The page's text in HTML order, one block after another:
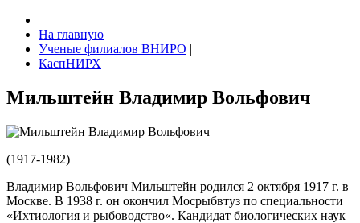
На главную |
Ученые филиалов ВНИРО |
КаспНИРХ
Мильштейн Владимир Вольфович
(1917-1982)
Владимир Вольфович Мильштейн родился 2 октября 1917 г. в
Москве. В 1938 г. он окончил Мосрыбвтуз по специальности
«Ихтиология и рыбоводство«. Кандидат биологических наук